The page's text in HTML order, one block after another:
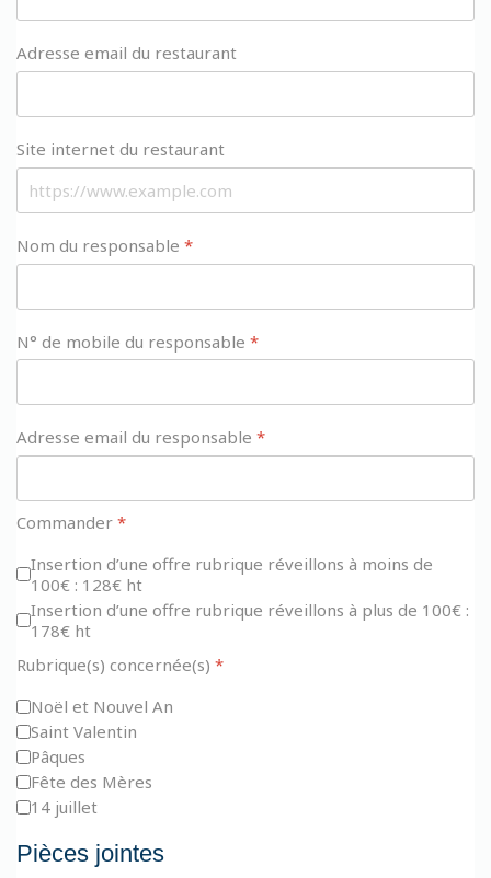
Adresse email du restaurant
Site internet du restaurant
Nom du responsable *
N° de mobile du responsable *
Adresse email du responsable *
Commander *
Insertion d’une offre rubrique réveillons à moins de
100€ : 128€ ht
Insertion d’une offre rubrique réveillons à plus de 100€ :
178€ ht
Rubrique(s) concernée(s) *
Noël et Nouvel An
Saint Valentin
Pâques
Fête des Mères
14 juillet
Pièces jointes